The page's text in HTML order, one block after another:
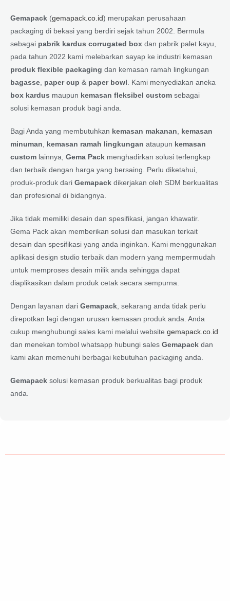
Gemapack (gemapack.co.id) merupakan perusahaan
packaging di bekasi yang berdiri sejak tahun 2002. Bermula
sebagai pabrik kardus corrugated box dan pabrik palet kayu,
pada tahun 2022 kami melebarkan sayap ke industri kemasan
produk flexible packaging dan kemasan ramah lingkungan
bagasse, paper cup & paper bowl. Kami menyediakan aneka
box kardus maupun kemasan fleksibel custom sebagai
solusi kemasan produk bagi anda.
Bagi Anda yang membutuhkan kemasan makanan, kemasan
minuman, kemasan ramah lingkungan ataupun kemasan
custom lainnya, Gema Pack menghadirkan solusi terlengkap
dan terbaik dengan harga yang bersaing. Perlu diketahui,
produk-produk dari Gemapack dikerjakan oleh SDM berkualitas
dan profesional di bidangnya.
Jika tidak memiliki desain dan spesifikasi, jangan khawatir.
Gema Pack akan memberikan solusi dan masukan terkait
desain dan spesifikasi yang anda inginkan. Kami menggunakan
aplikasi design studio terbaik dan modern yang mempermudah
untuk memproses desain milik anda sehingga dapat
diaplikasikan dalam produk cetak secara sempurna.
Dengan layanan dari Gemapack, sekarang anda tidak perlu
direpotkan lagi dengan urusan kemasan produk anda. Anda
cukup menghubungi sales kami melalui website gemapack.co.id
dan menekan tombol whatsapp hubungi sales Gemapack dan
kami akan memenuhi berbagai kebutuhan packaging anda.
Gemapack solusi kemasan produk berkualitas bagi produk
anda.